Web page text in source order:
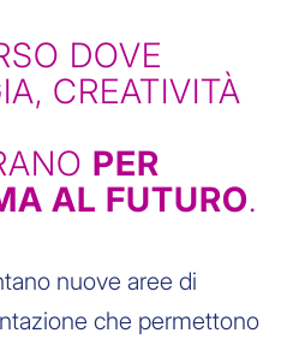
DOVE
CREATIVITÀ
PER
AL FUTURO.
nuove aree di
che permettono